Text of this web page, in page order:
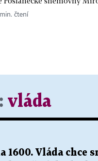
čtení
vláda
1600. Vláda chce